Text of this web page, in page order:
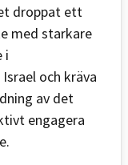
droppat ett
med starkare
i
och kräva
av det
engagera